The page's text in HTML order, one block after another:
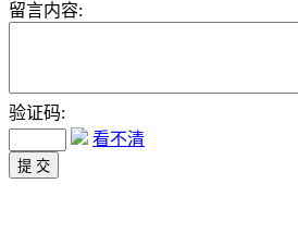
留言内容:
验证码:
看不清